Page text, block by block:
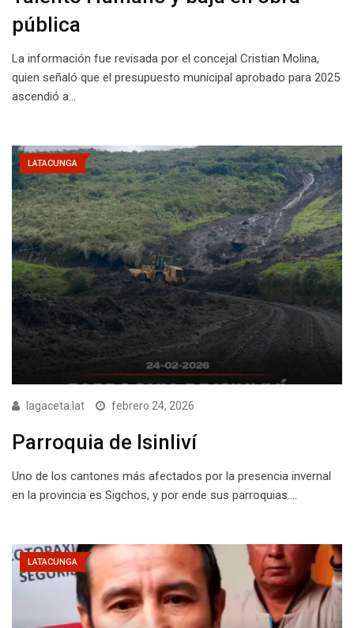
pública
La información fue revisada por el concejal Cristian Molina,
quien señaló que el presupuesto municipal aprobado para 2025
ascendió a…
LATACUNGA
lagaceta.lat febrero 24, 2026
Parroquia de Isinliví
Uno de los cantones más afectados por la presencia invernal
en la provincia es Sigchos, y por ende sus parroquias.…
LATACUNGA